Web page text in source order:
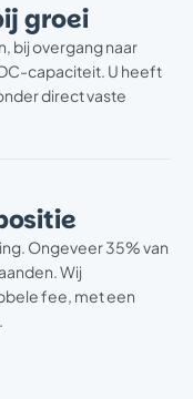
groei
bij overgang naar
capaciteit. U heeft
direct vaste
Ongeveer 35% van
Wij
fee, met een